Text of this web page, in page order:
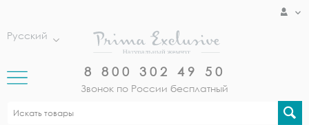
Русский
8 800 302 49 50
Звонок по России бесплатный